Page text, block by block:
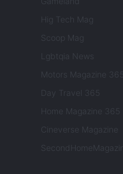
Hig Tech Mag
Scoop Mag
Lgbtqia News
Motors Magazine 365
Day Travel 365
Home Magazine 365
Cineverse Magazine